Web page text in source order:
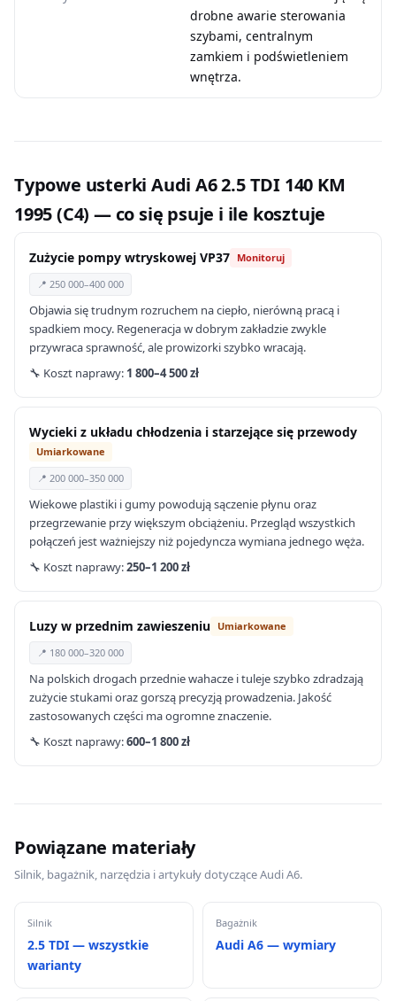
drobne awarie sterowania
szybami, centralnym
zamkiem i podświetleniem
wnętrza.
Typowe usterki Audi A6 2.5 TDI 140 KM
1995 (C4) — co się psuje i ile kosztuje
Zużycie pompy wtryskowej VP37 Monitoruj
📍 250 000–400 000
Objawia się trudnym rozruchem na ciepło, nierówną pracą i
spadkiem mocy. Regeneracja w dobrym zakładzie zwykle
przywraca sprawność, ale prowizorki szybko wracają.
🔧 Koszt naprawy: 1 800–4 500 zł
Wycieki z układu chłodzenia i starzejące się przewody
Umiarkowane
📍 200 000–350 000
Wiekowe plastiki i gumy powodują sączenie płynu oraz
przegrzewanie przy większym obciążeniu. Przegląd wszystkich
połączeń jest ważniejszy niż pojedyncza wymiana jednego węża.
🔧 Koszt naprawy:250–1 200 zł
Luzy w przednim zawieszeniu Umiarkowane
📍 180 000–320 000
Na polskich drogach przednie wahacze i tuleje szybko zdradzają
zużycie stukami oraz gorszą precyzją prowadzenia. Jakość
zastosowanych części ma ogromne znaczenie.
🔧 Koszt naprawy:600–1 800 zł
Powiązane materiały
Silnik, bagażnik, narzędzia i artykuły dotyczące Audi A6.
Silnik
2.5 TDI — wszystkie
warianty
Bagażnik
Audi A6 — wymiary